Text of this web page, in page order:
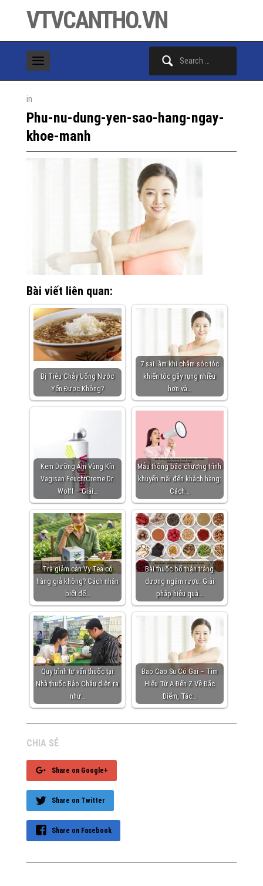
VTVCANTHO.VN
in
Phu-nu-dung-yen-sao-hang-ngay-
khoe-manh
Bài viết liên quan:
Bị Tiêu Chảy Uống Nước
Yến Được Không?
7 sai lầm khi chăm sóc tóc
khiến tóc gãy rụng nhiều
hơn và…
Kem Dưỡng Ẩm Vùng Kín
Vagisan FeuchtCreme Dr.
Wolff – Giải…
Mẫu thông báo chương trình
khuyến mãi đến khách hàng:
Cách…
Trà giảm cân Vy Tea có
hàng giả không? Cách nhận
biết để…
Bài thuốc bổ thận tráng
dương ngâm rượu: Giải
pháp hiệu quả…
Quy trình tư vấn thuốc tại
Nhà thuốc Bảo Châu diễn ra
như…
Bao Cao Su Có Gai – Tìm
Hiểu Từ A Đến Z Về Đặc
Điểm, Tác…
CHIA SẺ
Share on Google+
Share on Twitter
Share on Facebook